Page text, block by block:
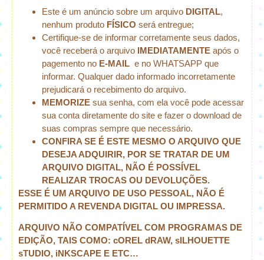
Este é um anúncio sobre um arquivo DIGITAL,
nenhum produto FÍSICO será entregue;
Certifique-se de informar corretamente seus dados,
você receberá o arquivo IMEDIATAMENTE após o
pagemento no E-MAIL e no WHATSAPP que
informar. Qualquer dado informado incorretamente
prejudicará o recebimento do arquivo.
MEMORIZE sua senha, com ela você pode acessar
sua conta diretamente do site e fazer o download de
suas compras sempre que necessário.
CONFIRA SE É ESTE MESMO O ARQUIVO QUE
DESEJA ADQUIRIR, POR SE TRATAR DE UM
ARQUIVO DIGITAL, NÃO É POSSÍVEL
REALIZAR TROCAS OU DEVOLUÇÕES.
ESSE É UM ARQUIVO DE USO PESSOAL, NÃO É
PERMITIDO A REVENDA DIGITAL OU IMPRESSA.
ARQUIVO NÃO COMPATÍVEL COM PROGRAMAS DE
EDIÇÃO, TAIS COMO: cOREL dRAW, sILHOUETTE
sTUDIO, iNKSCAPE E ETC…